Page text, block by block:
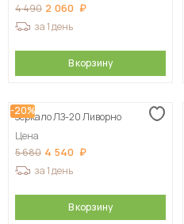
4 490 2 060
за 1 день
В корзину
-20%
Зеркало ЛЗ-20 Ливорно
Цена
5 680 4 540
за 1 день
В корзину